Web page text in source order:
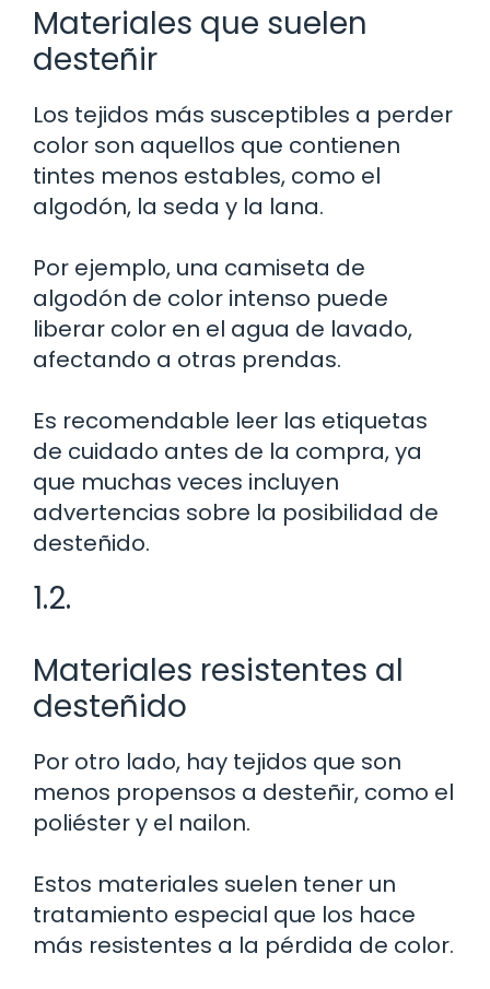
Materiales que suelen
desteñir
Los tejidos más susceptibles a perder
color son aquellos que contienen
tintes menos estables, como el
algodón, la seda y la lana.
Por ejemplo, una camiseta de
algodón de color intenso puede
liberar color en el agua de lavado,
afectando a otras prendas.
Es recomendable leer las etiquetas
de cuidado antes de la compra, ya
que muchas veces incluyen
advertencias sobre la posibilidad de
desteñido.
1.2.
Materiales resistentes al
desteñido
Por otro lado, hay tejidos que son
menos propensos a desteñir, como el
poliéster y el nailon.
Estos materiales suelen tener un
tratamiento especial que los hace
más resistentes a la pérdida de color.